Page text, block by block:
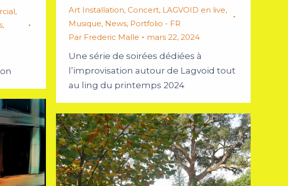
,
,
Art Installation, Concert, LAGVOID en live,
Musique, News, Portfolio - FR
Par Frederic Malle mars 22, 2024
Une série de soirées dédiées à
l’improvisation autour de Lagvoid tout
au ling du printemps 2024